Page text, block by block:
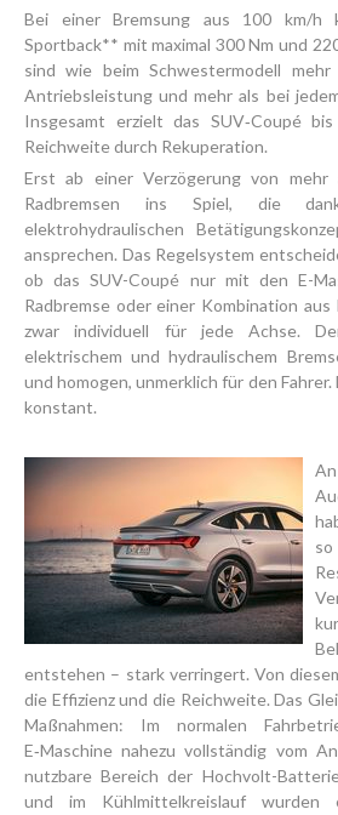
Bei einer Bremsung aus 100 km/h
Sportback** mit maximal 300 Nm und
sind wie beim Schwestermodell
Antriebs­leistung und mehr als bei
Insgesamt erzielt das SUV‑Coupé
Reichweite durch Rekuperation.
Erst ab einer Verzögerung von
Radbremsen ins Spiel, die
elektrohydraulischen
ansprechen. Das Regelsystem
ob das SUV-Coupé nur mit den E-
Radbremse oder einer Kombination
zwar individuell für jede Achse.
elektrischem und hydraulischem
und homogen, unmerklich für den
konstant.
entstehen – stark verringert. Von
die Effizienz und die Reichweite. Das
Maßnahmen: Im normalen
E‑Maschine nahezu vollständig vom
nutzbare Bereich der Hochvolt-
und im Kühlmittelkreislauf wurden